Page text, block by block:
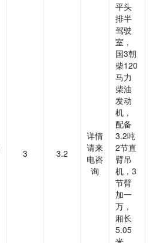
3 3.2
详情
请来
电咨
询
平头
排半
驾驶
室，
国3朝
柴120
马力
柴油
发动
机，
配备
3.2吨
2节直
臂吊
机，3
节臂
加一
万，
厢长
5.05